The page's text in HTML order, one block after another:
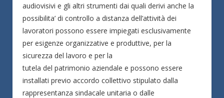
audiovisivi e gli altri strumenti dai quali derivi anche la
possibilita’ di controllo a distanza dell’attività dei
lavoratori possono essere impiegati esclusivamente
per esigenze organizzative e produttive, per la
sicurezza del lavoro e per la
tutela del patrimonio aziendale e possono essere
installati previo accordo collettivo stipulato dalla
rappresentanza sindacale unitaria o dalle